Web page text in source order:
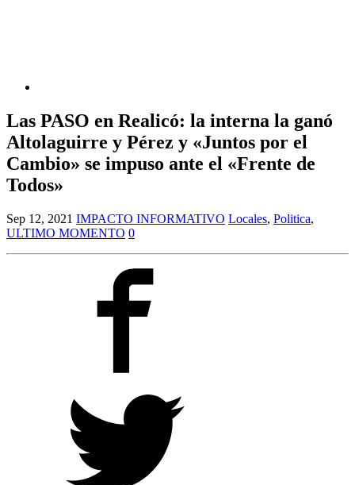
Las PASO en Realicó: la interna la ganó
Altolaguirre y Pérez y «Juntos por el
Cambio» se impuso ante el «Frente de
Todos»
Sep 12, 2021 IMPACTO INFORMATIVO Locales, Politica,
ULTIMO MOMENTO 0